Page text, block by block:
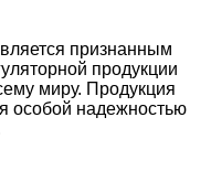
признанным
продукции
миру. Продукция
особой надежностью